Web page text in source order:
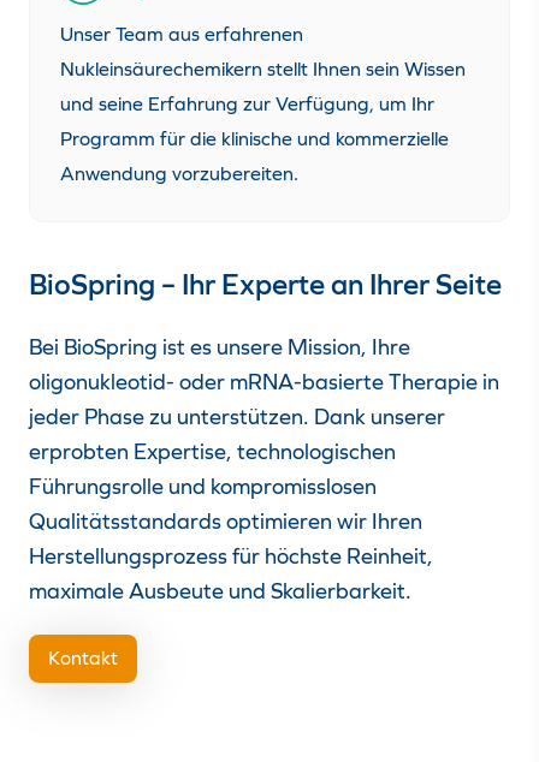
Unser Team aus erfahrenen
Nukleinsäurechemikern stellt Ihnen sein Wissen
und seine Erfahrung zur Verfügung, um Ihr
Programm für die klinische und kommerzielle
Anwendung vorzubereiten.
BioSpring – Ihr Experte an Ihrer Seite
Bei BioSpring ist es unsere Mission, Ihre
oligonukleotid- oder mRNA-basierte Therapie in
jeder Phase zu unterstützen. Dank unserer
erprobten Expertise, technologischen
Führungsrolle und kompromisslosen
Qualitätsstandards optimieren wir Ihren
Herstellungsprozess für höchste Reinheit,
maximale Ausbeute und Skalierbarkeit.
Kontakt